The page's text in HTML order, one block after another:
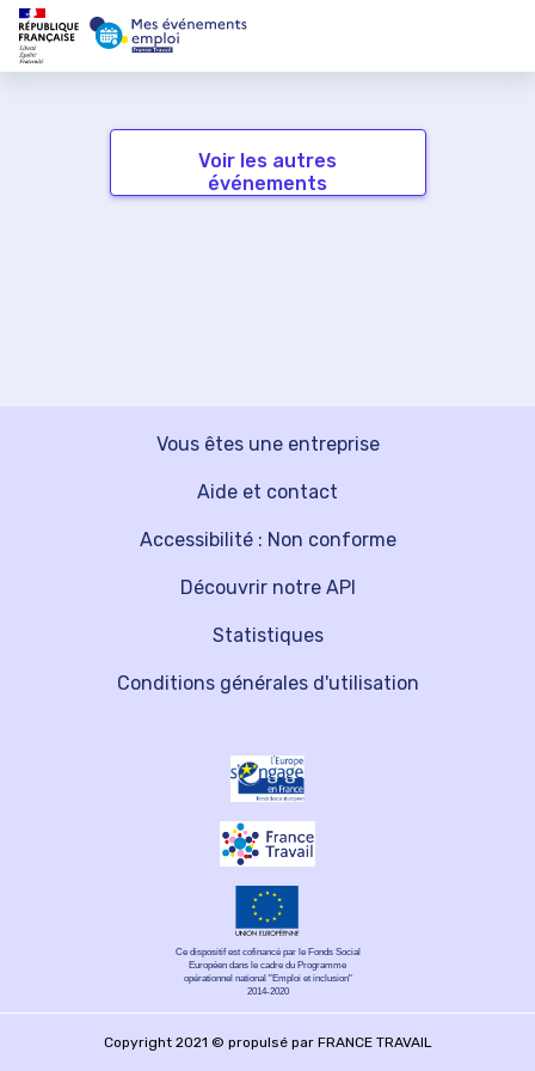
Voir les autres
événements
Vous êtes une entreprise
Découvrir notre API
Aide et contact
Statistiques
Accessibilité : Non conforme
Conditions générales d'utilisation
Ce dispositif est cofinancé par le Fonds Social
Européen dans le cadre du Programme
opérationnel national "Emploi et inclusion"
2014-2020
Copyright 2021 © propulsé par FRANCE TRAVAIL